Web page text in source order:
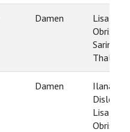
Damen
Lisa
Obrist /
Sarina
Damen
Ilana
Disler /
Lisa
Obrist